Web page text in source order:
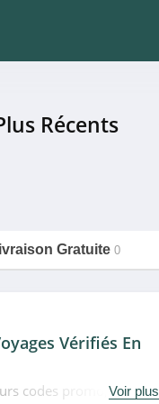
Récents
Gratuite 0
Vérifiés En
codes promo, bons
Voir plus